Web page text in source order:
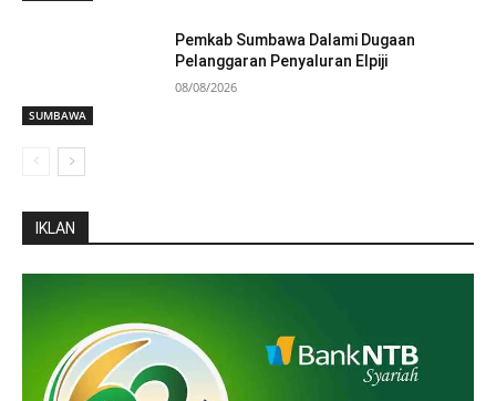
SUMBAWA
Pemkab Sumbawa Dalami Dugaan
Pelanggaran Penyaluran Elpiji
08/08/2026
IKLAN